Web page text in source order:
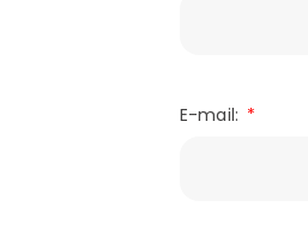
E-mail: